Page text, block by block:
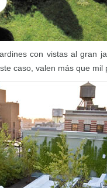
con vistas al gran
caso, valen más que mil